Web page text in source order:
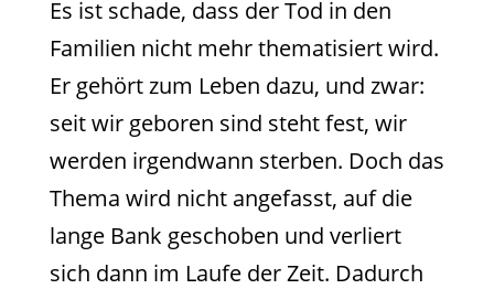
Es ist schade, dass der Tod in den
Familien nicht mehr thematisiert wird.
Er gehört zum Leben dazu, und zwar:
seit wir geboren sind steht fest, wir
werden irgendwann sterben. Doch das
Thema wird nicht angefasst, auf die
lange Bank geschoben und verliert
sich dann im Laufe der Zeit. Dadurch